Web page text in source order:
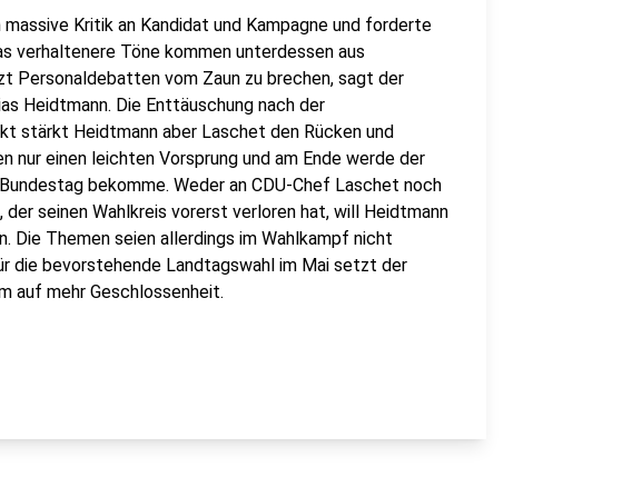
Kritik an Kandidat und Kampagne und forderte
verhaltenere Töne kommen unterdessen aus
Personaldebatten vom Zaun zu brechen, sagt der
Heidtmann. Die Enttäuschung nach der
stärkt Heidtmann aber Laschet den Rücken und
nur einen leichten Vorsprung und am Ende werde der
bekomme. Weder an CDU-Chef Laschet noch
seinen Wahlkreis vorerst verloren hat, will Heidtmann
Die Themen seien allerdings im Wahlkampf nicht
die bevorstehende Landtagswahl im Mai setzt der
auf mehr Geschlossenheit.